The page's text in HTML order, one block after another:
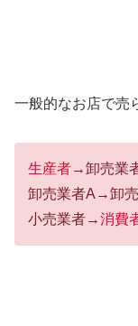
一般的なお店で売
生産者→卸売業
卸売業者A→卸
小売業者→消費